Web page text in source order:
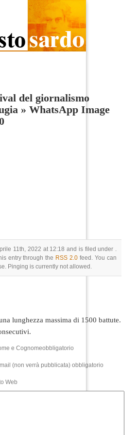
del giornalismo
» WhatsApp Image
11th, 2022 at 12:18 and is filed under .
entry through the RSS 2.0 feed. You can
Pinging is currently not allowed.
lunghezza massima di 1500 battute.
e Cognomeobbligatorio
(non verrà pubblicata) obbligatorio
Web